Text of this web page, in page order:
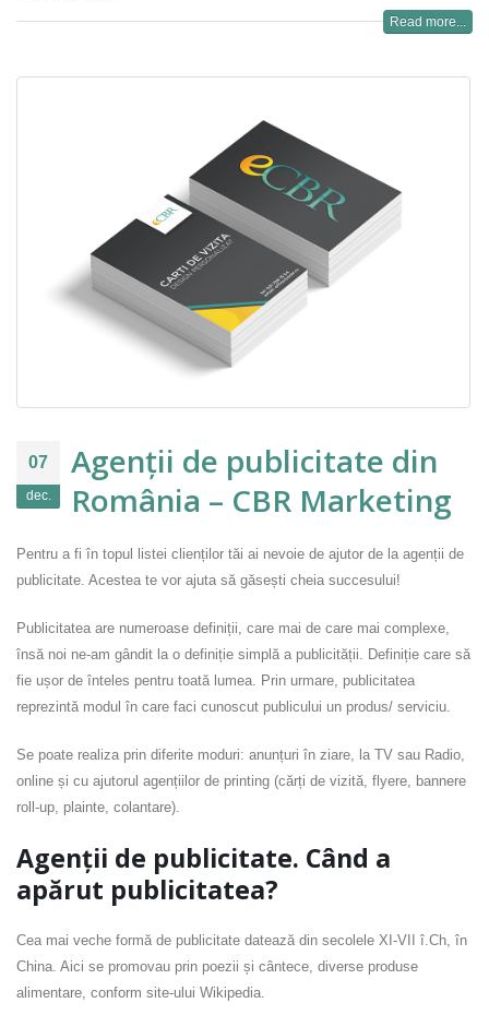
Read more...
07
dec.
Agenții de publicitate din
România – CBR Marketing
Pentru a fi în topul listei clienților tăi ai nevoie de ajutor de la agenții de
publicitate. Acestea te vor ajuta să găsești cheia succesului!
Publicitatea are numeroase definiții, care mai de care mai complexe,
însă noi ne-am gândit la o definiție simplă a publicității. Definiție care să
fie ușor de înteles pentru toată lumea. Prin urmare, publicitatea
reprezintă modul în care faci cunoscut publicului un produs/ serviciu.
Se poate realiza prin diferite moduri: anunțuri în ziare, la TV sau Radio,
online și cu ajutorul agențiilor de printing (cărți de vizită, flyere, bannere
roll-up, plainte, colantare).
Agenții de publicitate. Când a
apărut publicitatea?
Cea mai veche formă de publicitate datează din secolele XI-VII î.Ch, în
China. Aici se promovau prin poezii și cântece, diverse produse
alimentare, conform site-ului Wikipedia.